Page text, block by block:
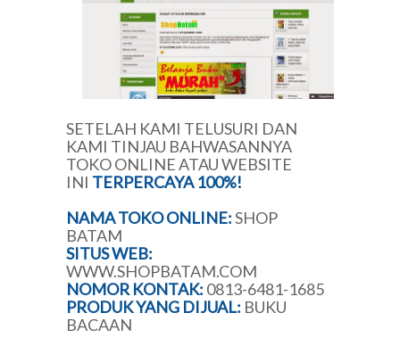
SETELAH KAMI TELUSURI DAN
KAMI TINJAU BAHWASANNYA
TOKO ONLINE ATAU WEBSITE
INI TERPERCAYA 100%!
NAMA TOKO ONLINE:SHOP
BATAM
SITUS WEB:
WWW.SHOPBATAM.COM
NOMOR KONTAK: 0813-6481-1685
PRODUK YANG DIJUAL: BUKU
BACAAN